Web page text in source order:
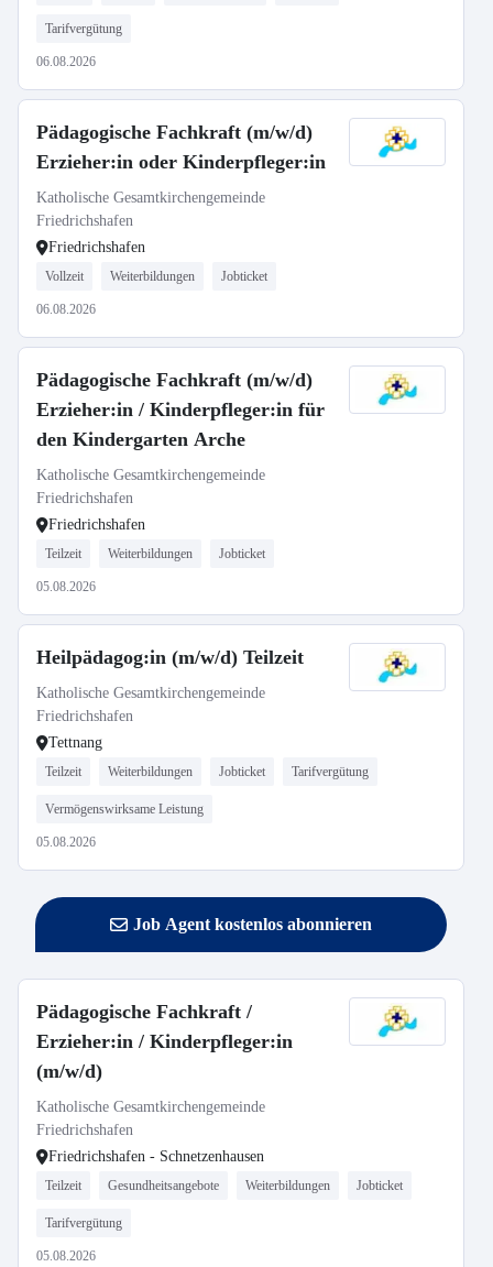
Tarifvergütung
06.08.2026
Pädagogische Fachkraft (m/w/d)
Erzieher:in oder Kinderpfleger:in
Katholische Gesamtkirchengemeinde
Friedrichshafen
Friedrichshafen
Vollzeit Weiterbildungen Jobticket
06.08.2026
Pädagogische Fachkraft (m/w/d)
Erzieher:in / Kinderpfleger:in für
den Kindergarten Arche
Katholische Gesamtkirchengemeinde
Friedrichshafen
Friedrichshafen
Teilzeit Weiterbildungen Jobticket
05.08.2026
Heilpädagog:in (m/w/d) Teilzeit
Katholische Gesamtkirchengemeinde
Friedrichshafen
Tettnang
Teilzeit Weiterbildungen Jobticket Tarifvergütung
Vermögenswirksame Leistung
05.08.2026
Job Agent kostenlos abonnieren
Pädagogische Fachkraft /
Erzieher:in / Kinderpfleger:in
(m/w/d)
Katholische Gesamtkirchengemeinde
Friedrichshafen
Friedrichshafen - Schnetzenhausen
Teilzeit Gesundheitsangebote Weiterbildungen Jobticket
Tarifvergütung
05.08.2026